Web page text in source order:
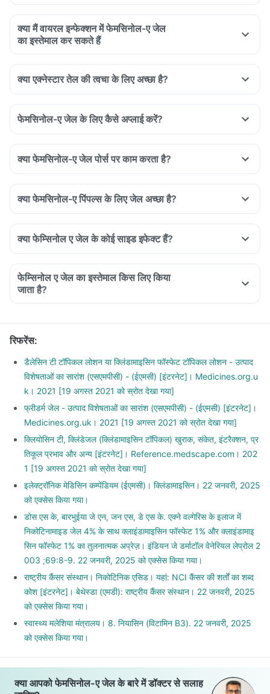
क्या मैं वायरल इन्फेक्शन में फेमसिनोल-ए जेल
का इस्तेमाल कर सकते हैं
क्या एक्नेस्टार तेल की त्वचा के लिए अच्छा है?
फेमसिनोल-ए जेल के लिए कैसे अप्लाई करें?
Wash your face with a soap or face wash and pat it dry
Apply a thin layer, rub it thoroughly and let it get absorbed
while applying it
Repeat it as prescribed by your doctor
क्या फेमसिनोल-ए जेल पोर्स पर काम करता है?
क्या फेमसिनोल-ए पिंपल्स के लिए जेल अच्छा है?
क्या फेम्सिनोल ए जेल के कोई साइड इफेक्ट हैं?
फेम्सिनोल ए जेल का इस्तेमाल किस लिए किया
जाता है?
रिफरेंस:
डैलेसिन टी टॉपिकल लोशन या क्लिंडामाइसिन फॉस्फेट टॉपिकल लोशन - उत्पाद
विशेषताओं का सारांश (एसएमपीसी) - (ईएमसी) [इंटरनेट]। Medicines.org.u
k। 2021 [19 अगस्त 2021 को स्रोत देखा गया]
फ्रीडर्म जेल - उत्पाद विशेषताओं का सारांश (एसएमपीसी) - (ईएमसी) [इंटरनेट]।
Medicines.org.uk। 2021 [19 अगस्त 2021 को स्रोत देखा गया]
क्लियोसिन टी, क्लिंडेजल (क्लिंडामाइसिन टॉपिकल) खुराक, संकेत, इंटरैक्शन, प्र
तिकूल प्रभाव और अन्य [इंटरनेट]। Reference.medscape.com। 202
1 [19 अगस्त 2021 को स्रोत देखा गया]
इलेक्ट्रॉनिक मेडिसिन कम्पेंडियम (ईएमसी)। क्लिंडामाइसिन। 22 जनवरी, 2025
को एक्सेस किया गया।
डोस एस के, बारभुईया जे एन, जन एस, डे एस के. एक्ने वल्गेरिस के इलाज में
निकोटिनामाइड जेल 4% के साथ क्लाइंडामाइसिन फॉस्फेट 1% और क्लाइंडामाइ
सिन फॉस्फेट 1% का तुलनात्मक अप्रेज़। इंडियन जे डर्माटॉल वेनेरियल लेप्रोल 2
003 ;69:8-9. 22 जनवरी, 2025 को एक्सेस किया गया।
राष्ट्रीय कैंसर संस्थान। निकोटिनिक एसिड। यहां: NCI कैंसर की शर्तों का शब्द
कोश [इंटरनेट]। बेथेस्डा (एमडी): राष्ट्रीय कैंसर संस्थान। 22 जनवरी, 2025
को एक्सेस किया गया।
स्वास्थ्य मलेशिया मंत्रालय। 8. नियासिन (विटामिन B3). 22 जनवरी, 2025
को एक्सेस किया गया।
क्या आपको फेमसिनोल-ए जेल के बारे में डॉक्टर से सलाह